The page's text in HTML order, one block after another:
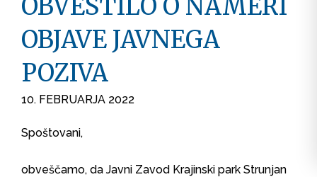
OBVESTILO O NAMERI
OBJAVE JAVNEGA
POZIVA
10. FEBRUARJA 2022
Spoštovani,
obveščamo, da Javni Zavod Krajinski park Strunjan